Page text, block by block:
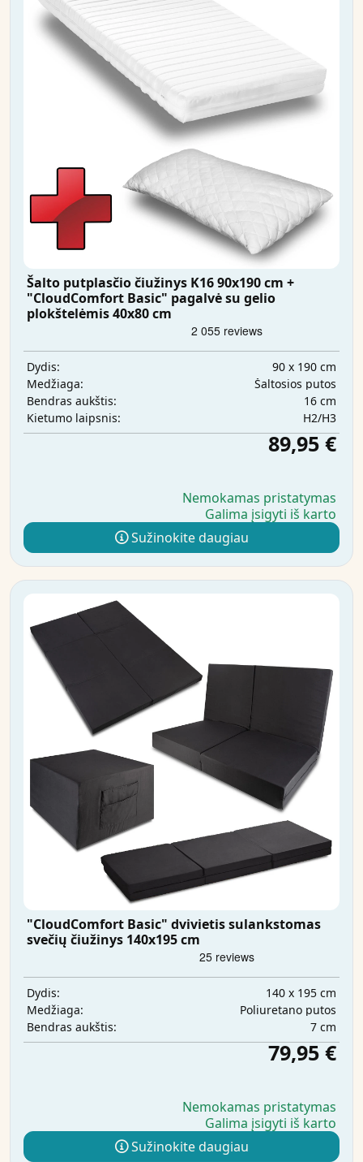
Šalto putplasčio čiužinys K16 90x190 cm +
"CloudComfort Basic" pagalvė su gelio
plokštelėmis 40x80 cm
Dydis:
90 x 190 cm
Medžiaga:
Šaltosios putos
Bendras aukštis:
16 cm
Kietumo laipsnis:
H2/H3
89,95 €
Nemokamas pristatymas
Galima įsigyti iš karto
Sužinokite daugiau
"CloudComfort Basic" dvivietis sulankstomas
svečių čiužinys 140x195 cm
Dydis:
140 x 195 cm
Medžiaga:
Poliuretano putos
Bendras aukštis:
7 cm
79,95 €
Nemokamas pristatymas
Galima įsigyti iš karto
Sužinokite daugiau